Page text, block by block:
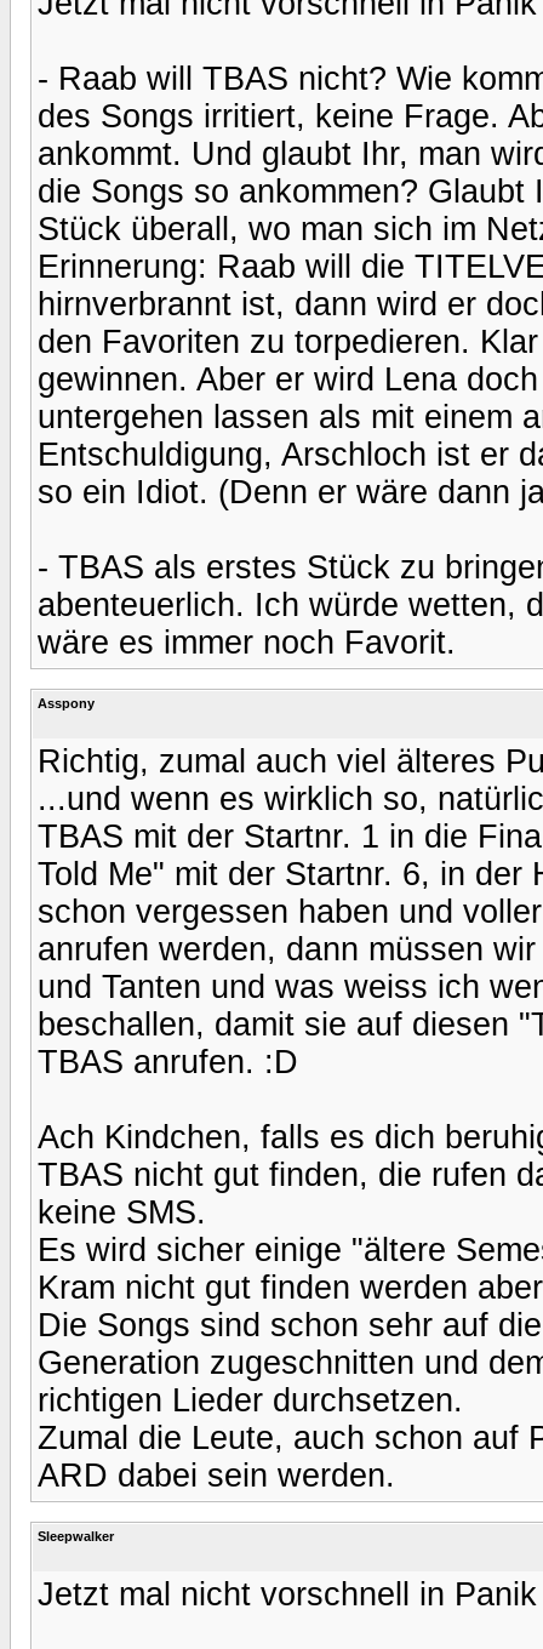
- Raab will TBAS nicht? Wie
des Songs irritiert, keine Frage.
ankommt. Und glaubt Ihr, man
die Songs so ankommen?
Stück überall, wo man sich im
Erinnerung: Raab will die
hirnverbrannt ist, dann wird er
den Favoriten zu torpedieren.
gewinnen. Aber er wird Lena
untergehen lassen als mit einem
Entschuldigung, Arschloch ist er
so ein Idiot. (Denn er wäre dann
- TBAS als erstes Stück zu
abenteuerlich. Ich würde wetten,
wäre es immer noch Favorit.
Asspony
Richtig, zumal auch viel älteres
...und wenn es wirklich so,
TBAS mit der Startnr. 1 in die
Told Me" mit der Startnr. 6, in der
schon vergessen haben und
anrufen werden, dann müssen
und Tanten und was weiss ich
beschallen, damit sie auf diesen
TBAS anrufen. :D
Ach Kindchen, falls es dich
TBAS nicht gut finden, die rufen
keine SMS.
Es wird sicher einige "ältere
Kram nicht gut finden werden
Die Songs sind schon sehr auf
Generation zugeschnitten und
richtigen Lieder durchsetzen.
Zumal die Leute, auch schon auf
ARD dabei sein werden.
Sleepwalker
Jetzt mal nicht vorschnell in